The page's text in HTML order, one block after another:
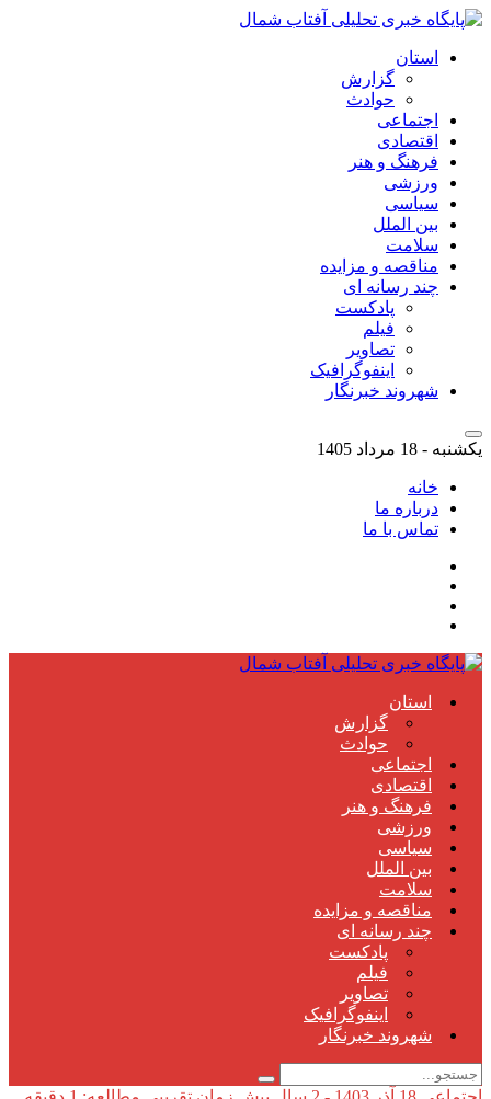
استان
گزارش
حوادث
اجتماعی
اقتصادی
فرهنگ و هنر
ورزشی
سیاسی
بین الملل
سلامت
مناقصه و مزایده
چند رسانه ای
پادکست
فیلم
تصاویر
اینفوگرافیک
شهروند خبرنگار
یکشنبه - 18 مرداد 1405
خانه
درباره ما
تماس با ما
استان
گزارش
حوادث
اجتماعی
اقتصادی
فرهنگ و هنر
ورزشی
سیاسی
بین الملل
سلامت
مناقصه و مزایده
چند رسانه ای
پادکست
فیلم
تصاویر
اینفوگرافیک
شهروند خبرنگار